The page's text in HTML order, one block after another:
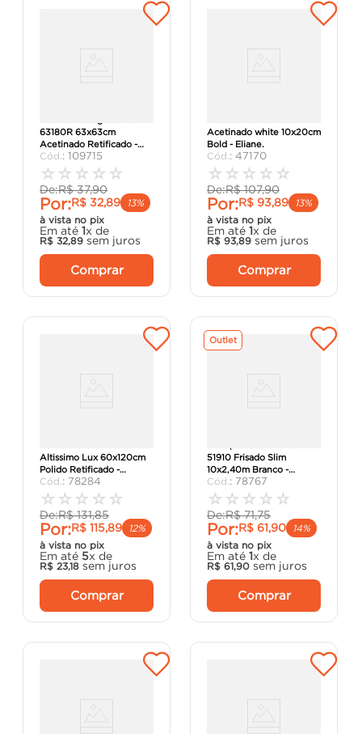
63180R 63x63cm
Acetinado Retificado -
Incenor.
: 109715
☆ ☆ ☆ ☆ ☆
De:R$ 37,90
Por:R$ 32,89
13%
à vista no pix
Em até 1x de
R$ 32,89 sem juros
Comprar
Acetinado white 10x20cm
Bold - Eliane.
: 47170
☆ ☆ ☆ ☆ ☆
De:R$ 107,90
Por:R$ 93,89
13%
à vista no pix
Em até 1x de
R$ 93,89 sem juros
Comprar
Altissimo Lux 60x120cm
Polido Retificado -
Biancogres.
: 78284
☆ ☆ ☆ ☆ ☆
De:R$ 131,85
Por:R$ 115,89
12%
à vista no pix
Em até 5x de
R$ 23,18 sem juros
Comprar
Outlet
51910 Frisado Slim
10x2,40m Branco -
Arquitech
: 78767
☆ ☆ ☆ ☆ ☆
De:R$ 71,75
Por:R$ 61,90
14%
à vista no pix
Em até 1x de
R$ 61,90 sem juros
Comprar